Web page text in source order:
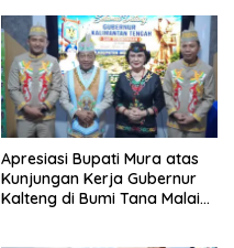
Apresiasi Bupati Mura atas
Kunjungan Kerja Gubernur
Kalteng di Bumi Tana Malai